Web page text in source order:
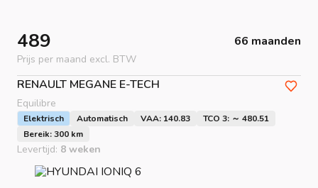
489 66 maanden
Prijs per maand excl. BTW
RENAULT MEGANE E-TECH
Equilibre
Elektrisch Automatisch VAA: 140.83
TCO 3: ～ 480.51
Bereik: 300 km
Levertijd: 8 weken